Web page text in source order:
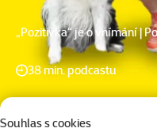
Souhlas s cookies
„Pozitivka“ je o vnímání |
38 min. podcastu